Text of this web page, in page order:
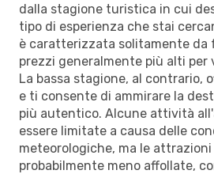
dalla stagione turistica in cui
tipo di esperienza che stai
è caratterizzata solitamente da
prezzi generalmente più alti
La bassa stagione, al contrario,
e ti consente di ammirare la
più autentico. Alcune attività
essere limitate a causa delle
meteorologiche, ma le
probabilmente meno affollate,